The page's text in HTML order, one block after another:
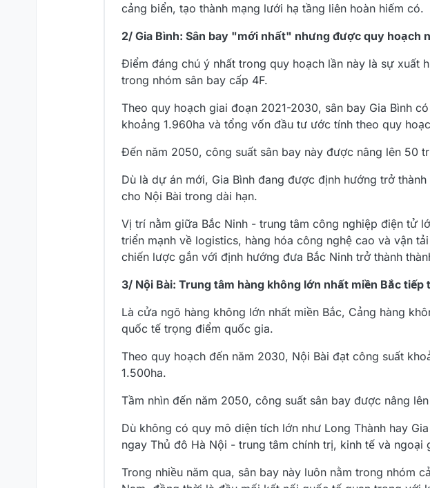
cảng biển, tạo thành mạng lưới hạ tầng liên hoàn hiếm có.
2/ Gia Bình: Sân bay "mới nhất" nhưng được quy hoạch
Điểm đáng chú ý nhất trong quy hoạch lần này là sự xuất
trong nhóm sân bay cấp 4F.
Theo quy hoạch giai đoạn 2021-2030, sân bay Gia Bình
khoảng 1.960ha và tổng vốn đầu tư ước tính theo quy
Đến năm 2050, công suất sân bay này được nâng lên 50
Dù là dự án mới, Gia Bình đang được định hướng trở
cho Nội Bài trong dài hạn.
Vị trí nằm giữa Bắc Ninh - trung tâm công nghiệp điện tử
triển mạnh về logistics, hàng hóa công nghệ cao và vận
chiến lược gắn với định hướng đưa Bắc Ninh trở thành
3/ Nội Bài: Trung tâm hàng không lớn nhất miền Bắc tiếp
Là cửa ngõ hàng không lớn nhất miền Bắc, Cảng hàng
quốc tế trọng điểm quốc gia.
Theo quy hoạch đến năm 2030, Nội Bài đạt công suất
1.500ha.
Tầm nhìn đến năm 2050, công suất sân bay được nâng
Dù không có quy mô diện tích lớn như Long Thành hay
ngay Thủ đô Hà Nội - trung tâm chính trị, kinh tế và ngoại
Trong nhiều năm qua, sân bay này luôn nằm trong nhóm